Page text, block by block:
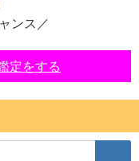
ンス／
定をする